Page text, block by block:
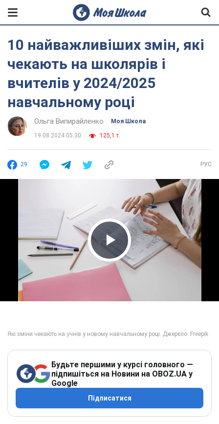
10 найважливіших змін, які
чекають на школярів і
вчителів у 2024/2025
навчальному році
Ольга Випирайленко Моя Школа
19.08.2024 05:30 125,1 т.
29 РУС
Play Video
Будьте першими у курсі головного —
підпишіться на Новини на OBOZ.UA у
Google
Підписатися